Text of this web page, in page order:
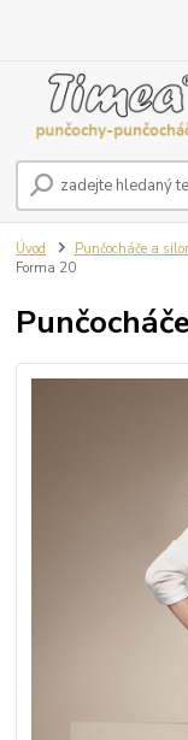
Úvod Punčocháče a
Forma 20